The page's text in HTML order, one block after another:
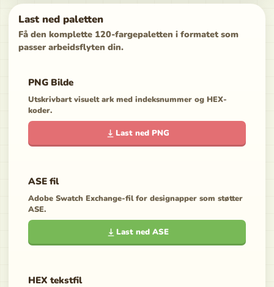
Last ned paletten
Få den komplette 120-fargepaletten i formatet som
passer arbeidsflyten din.
PNG Bilde
Utskrivbart visuelt ark med indeksnummer og HEX-
koder.
Last ned PNG
ASE fil
Adobe Swatch Exchange-fil for designapper som støtter
ASE.
Last ned ASE
HEX tekstfil